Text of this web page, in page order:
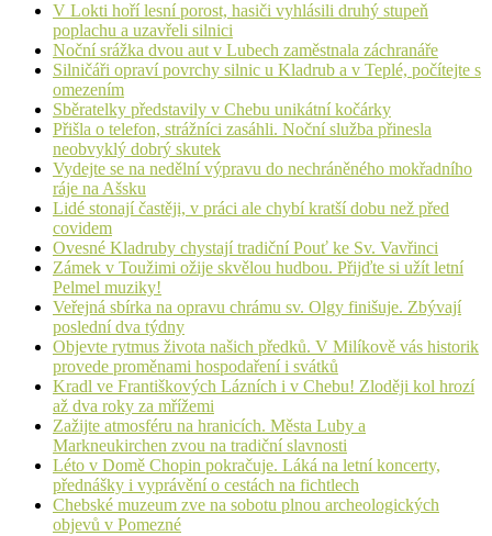
V Lokti hoří lesní porost, hasiči vyhlásili druhý stupeň
poplachu a uzavřeli silnici
Noční srážka dvou aut v Lubech zaměstnala záchranáře
Silničáři opraví povrchy silnic u Kladrub a v Teplé, počítejte s
omezením
Sběratelky představily v Chebu unikátní kočárky
Přišla o telefon, strážníci zasáhli. Noční služba přinesla
neobvyklý dobrý skutek
Vydejte se na nedělní výpravu do nechráněného mokřadního
ráje na Ašsku
Lidé stonají častěji, v práci ale chybí kratší dobu než před
covidem
Ovesné Kladruby chystají tradiční Pouť ke Sv. Vavřinci
Zámek v Toužimi ožije skvělou hudbou. Přijďte si užít letní
Pelmel muziky!
Veřejná sbírka na opravu chrámu sv. Olgy finišuje. Zbývají
poslední dva týdny
Objevte rytmus života našich předků. V Milíkově vás historik
provede proměnami hospodaření i svátků
Kradl ve Františkových Lázních i v Chebu! Zloději kol hrozí
až dva roky za mřížemi
Zažijte atmosféru na hranicích. Města Luby a
Markneukirchen zvou na tradiční slavnosti
Léto v Domě Chopin pokračuje. Láká na letní koncerty,
přednášky i vyprávění o cestách na fichtlech
Chebské muzeum zve na sobotu plnou archeologických
objevů v Pomezné